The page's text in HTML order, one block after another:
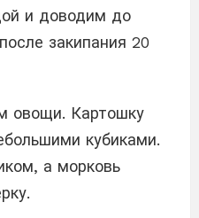
и доводим до
закипания 20
овощи. Картошку
кубиками.
а морковь